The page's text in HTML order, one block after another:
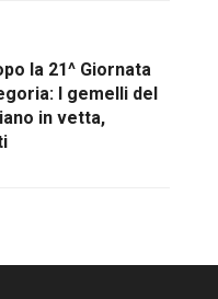
la 21^ Giornata
I gemelli del
in vetta,